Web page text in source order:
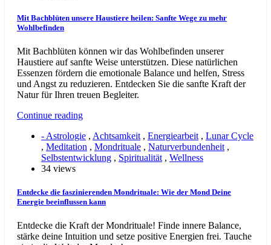
Mit Bachblüten unsere Haustiere heilen: Sanfte Wege zu mehr
Wohlbefinden
Mit Bachblüten können wir das Wohlbefinden unserer
Haustiere auf sanfte Weise unterstützen. Diese natürlichen
Essenzen fördern die emotionale Balance und helfen, Stress
und Angst zu reduzieren. Entdecken Sie die sanfte Kraft der
Natur für Ihren treuen Begleiter.
Continue reading
- Astrologie , Achtsamkeit , Energiearbeit , Lunar Cycle
, Meditation , Mondrituale , Naturverbundenheit ,
Selbstentwicklung , Spiritualität , Wellness
34 views
Entdecke die faszinierenden Mondrituale: Wie der Mond Deine
Energie beeinflussen kann
Entdecke die Kraft der Mondrituale! Finde innere Balance,
stärke deine Intuition und setze positive Energien frei. Tauche